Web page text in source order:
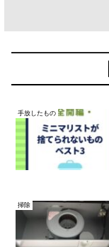
手放したもの
掃除